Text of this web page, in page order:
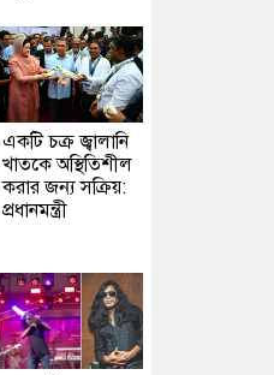
একটি চক্র জ্বালানি
খাতকে অস্থিতিশীল
করার জন্য সক্রিয়:
প্রধানমন্ত্রী